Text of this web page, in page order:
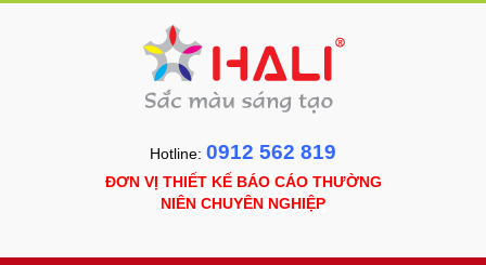
Hotline: 0912 562 819
ĐƠN VỊ THIẾT KẾ BÁO CÁO THƯỜNG
NIÊN CHUYÊN NGHIỆP